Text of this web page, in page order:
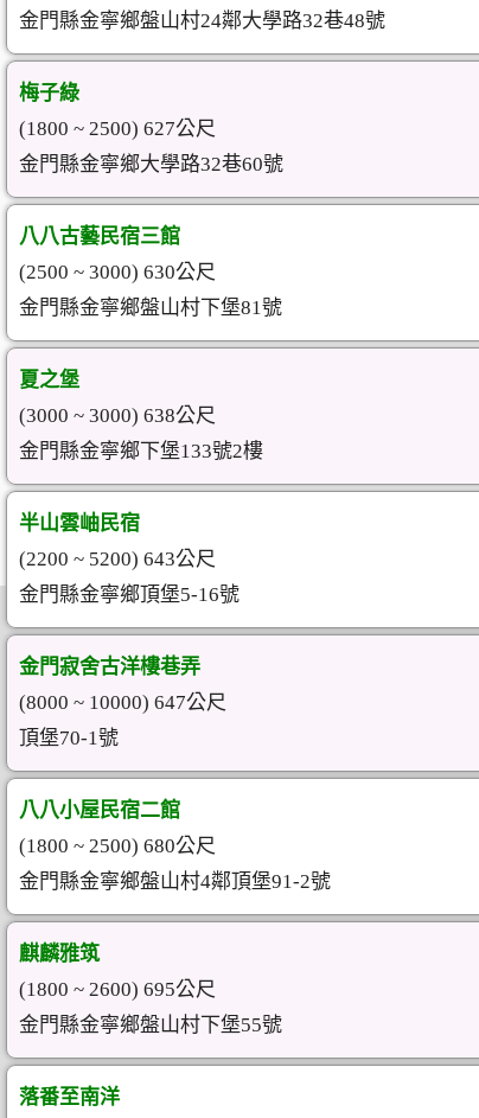
金門縣金寧鄉盤山村24鄰大學路32巷48號
梅子綠
(1800 ~ 2500) 627公尺
金門縣金寧鄉大學路32巷60號
八八古藝民宿三館
(2500 ~ 3000) 630公尺
金門縣金寧鄉盤山村下堡81號
夏之堡
(3000 ~ 3000) 638公尺
金門縣金寧鄉下堡133號2樓
半山雲岫民宿
(2200 ~ 5200) 643公尺
金門縣金寧鄉頂堡5-16號
金門寂舍古洋樓巷弄
(8000 ~ 10000) 647公尺
頂堡70-1號
八八小屋民宿二館
(1800 ~ 2500) 680公尺
金門縣金寧鄉盤山村4鄰頂堡91-2號
麒麟雅筑
(1800 ~ 2600) 695公尺
金門縣金寧鄉盤山村下堡55號
落番至南洋